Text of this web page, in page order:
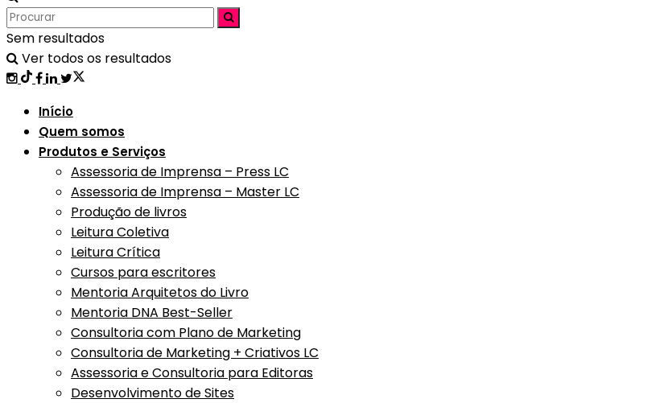
Sem resultados
Ver todos os resultados
Início
Quem somos
Produtos e Serviços
Assessoria de Imprensa – Press LC
Assessoria de Imprensa – Master LC
Produção de livros
Leitura Coletiva
Leitura Crítica
Cursos para escritores
Mentoria Arquitetos do Livro
Mentoria DNA Best-Seller
Consultoria com Plano de Marketing
Consultoria de Marketing + Criativos LC
Assessoria e Consultoria para Editoras
Desenvolvimento de Sites